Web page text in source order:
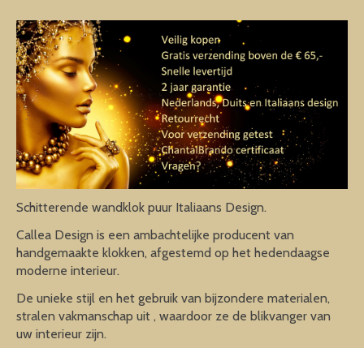
Schitterende wandklok puur Italiaans Design.
Callea Design is een ambachtelijke producent van
handgemaakte klokken, afgestemd op het hedendaagse
moderne interieur.
De unieke stijl en het gebruik van bijzondere materialen,
stralen vakmanschap uit , waardoor ze de blikvanger van
uw interieur zijn.